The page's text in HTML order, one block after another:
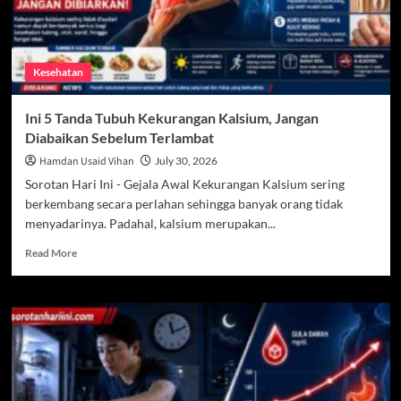
Kesehatan
Ini 5 Tanda Tubuh Kekurangan Kalsium, Jangan
Diabaikan Sebelum Terlambat
Hamdan Usaid Vihan July 30, 2026
Sorotan Hari Ini - Gejala Awal Kekurangan Kalsium sering
berkembang secara perlahan sehingga banyak orang tidak
menyadarinya. Padahal, kalsium merupakan...
Read MoreRead
5
Tanda
Tubuh
Kekurangan
Kalsium,